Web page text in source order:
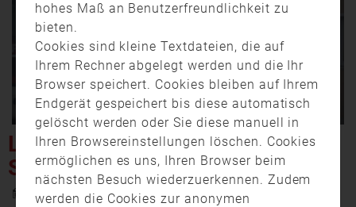
Video
LANDKREIS EICHSTÄTT:
SCHEUNE ABGEBRANNT
21. Juni 2021 20:03
hohes Maß an Benutzerfreundlichkeit zu
bieten.
Cookies sind kleine Textdateien, die auf
Ihrem Rechner abgelegt werden und die Ihr
Browser speichert. Cookies bleiben auf Ihrem
Endgerät gespeichert bis diese automatisch
gelöscht werden oder Sie diese manuell in
Ihren Browsereinstellungen löschen. Cookies
ermöglichen es uns, Ihren Browser beim
nächsten Besuch wiederzuerkennen. Zudem
werden die Cookies zur anonymen